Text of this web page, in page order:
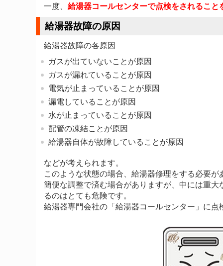
一度、 給湯器コールセンターで点検をされること
給湯器故障の原因
給湯器故障の各原因
ガスが出ていないことが原因
ガスが漏れていることが原因
電気が止まっていることが原因
漏電していることが原因
水が止まっていることが原因
配管の凍結ことが原因
給湯器自体が故障していることが原因
などが考えられます。
このような状態の場合、給湯器修理をする必要
簡便な調整で済む場合がありますが、中には重
るのはとても危険です。
給湯器専門会社の「給湯器コールセンター」に点